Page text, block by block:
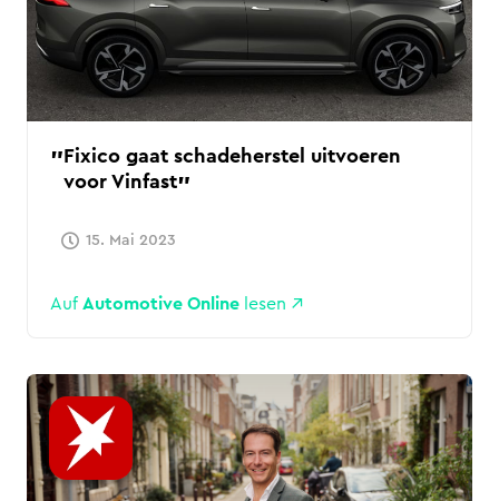
Fixico gaat schadeherstel uitvoeren
voor Vinfast
15. Mai 2023
Auf Automotive Online lesen